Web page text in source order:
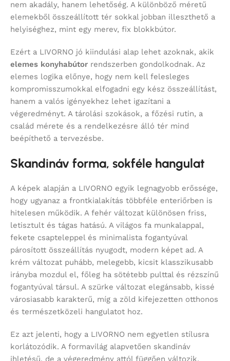
nem akadály, hanem lehetőség. A különböző méretű
elemekből összeállított tér sokkal jobban illeszthető a
helyiséghez, mint egy merev, fix blokkbútor.
Ezért a LIVORNO jó kiindulási alap lehet azoknak, akik
elemes konyhabútor rendszerben gondolkodnak. Az
elemes logika előnye, hogy nem kell felesleges
kompromisszumokkal elfogadni egy kész összeállítást,
hanem a valós igényekhez lehet igazítani a
végeredményt. A tárolási szokások, a főzési rutin, a
család mérete és a rendelkezésre álló tér mind
beépíthető a tervezésbe.
Skandináv forma, sokféle hangulat
A képek alapján a LIVORNO egyik legnagyobb erőssége,
hogy ugyanaz a frontkialakítás többféle enteriőrben is
hitelesen működik. A fehér változat különösen friss,
letisztult és tágas hatású. A világos fa munkalappal,
fekete csapteleppel és minimalista fogantyúval
párosított összeállítás nyugodt, modern képet ad. A
krém változat puhább, melegebb, kicsit klasszikusabb
irányba mozdul el, főleg ha sötétebb pulttal és rézszínű
fogantyúval társul. A szürke változat elegánsabb, kissé
városiasabb karakterű, míg a zöld kifejezetten otthonos
és természetközeli hangulatot hoz.
Ez azt jelenti, hogy a LIVORNO nem egyetlen stílusra
korlátozódik. A formavilág alapvetően skandináv
ihletésű, de a végeredmény attól függően változik,